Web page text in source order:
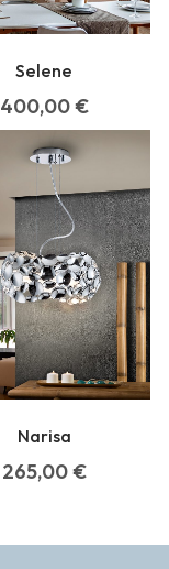
Selene
400,00€
Narisa
265,00€